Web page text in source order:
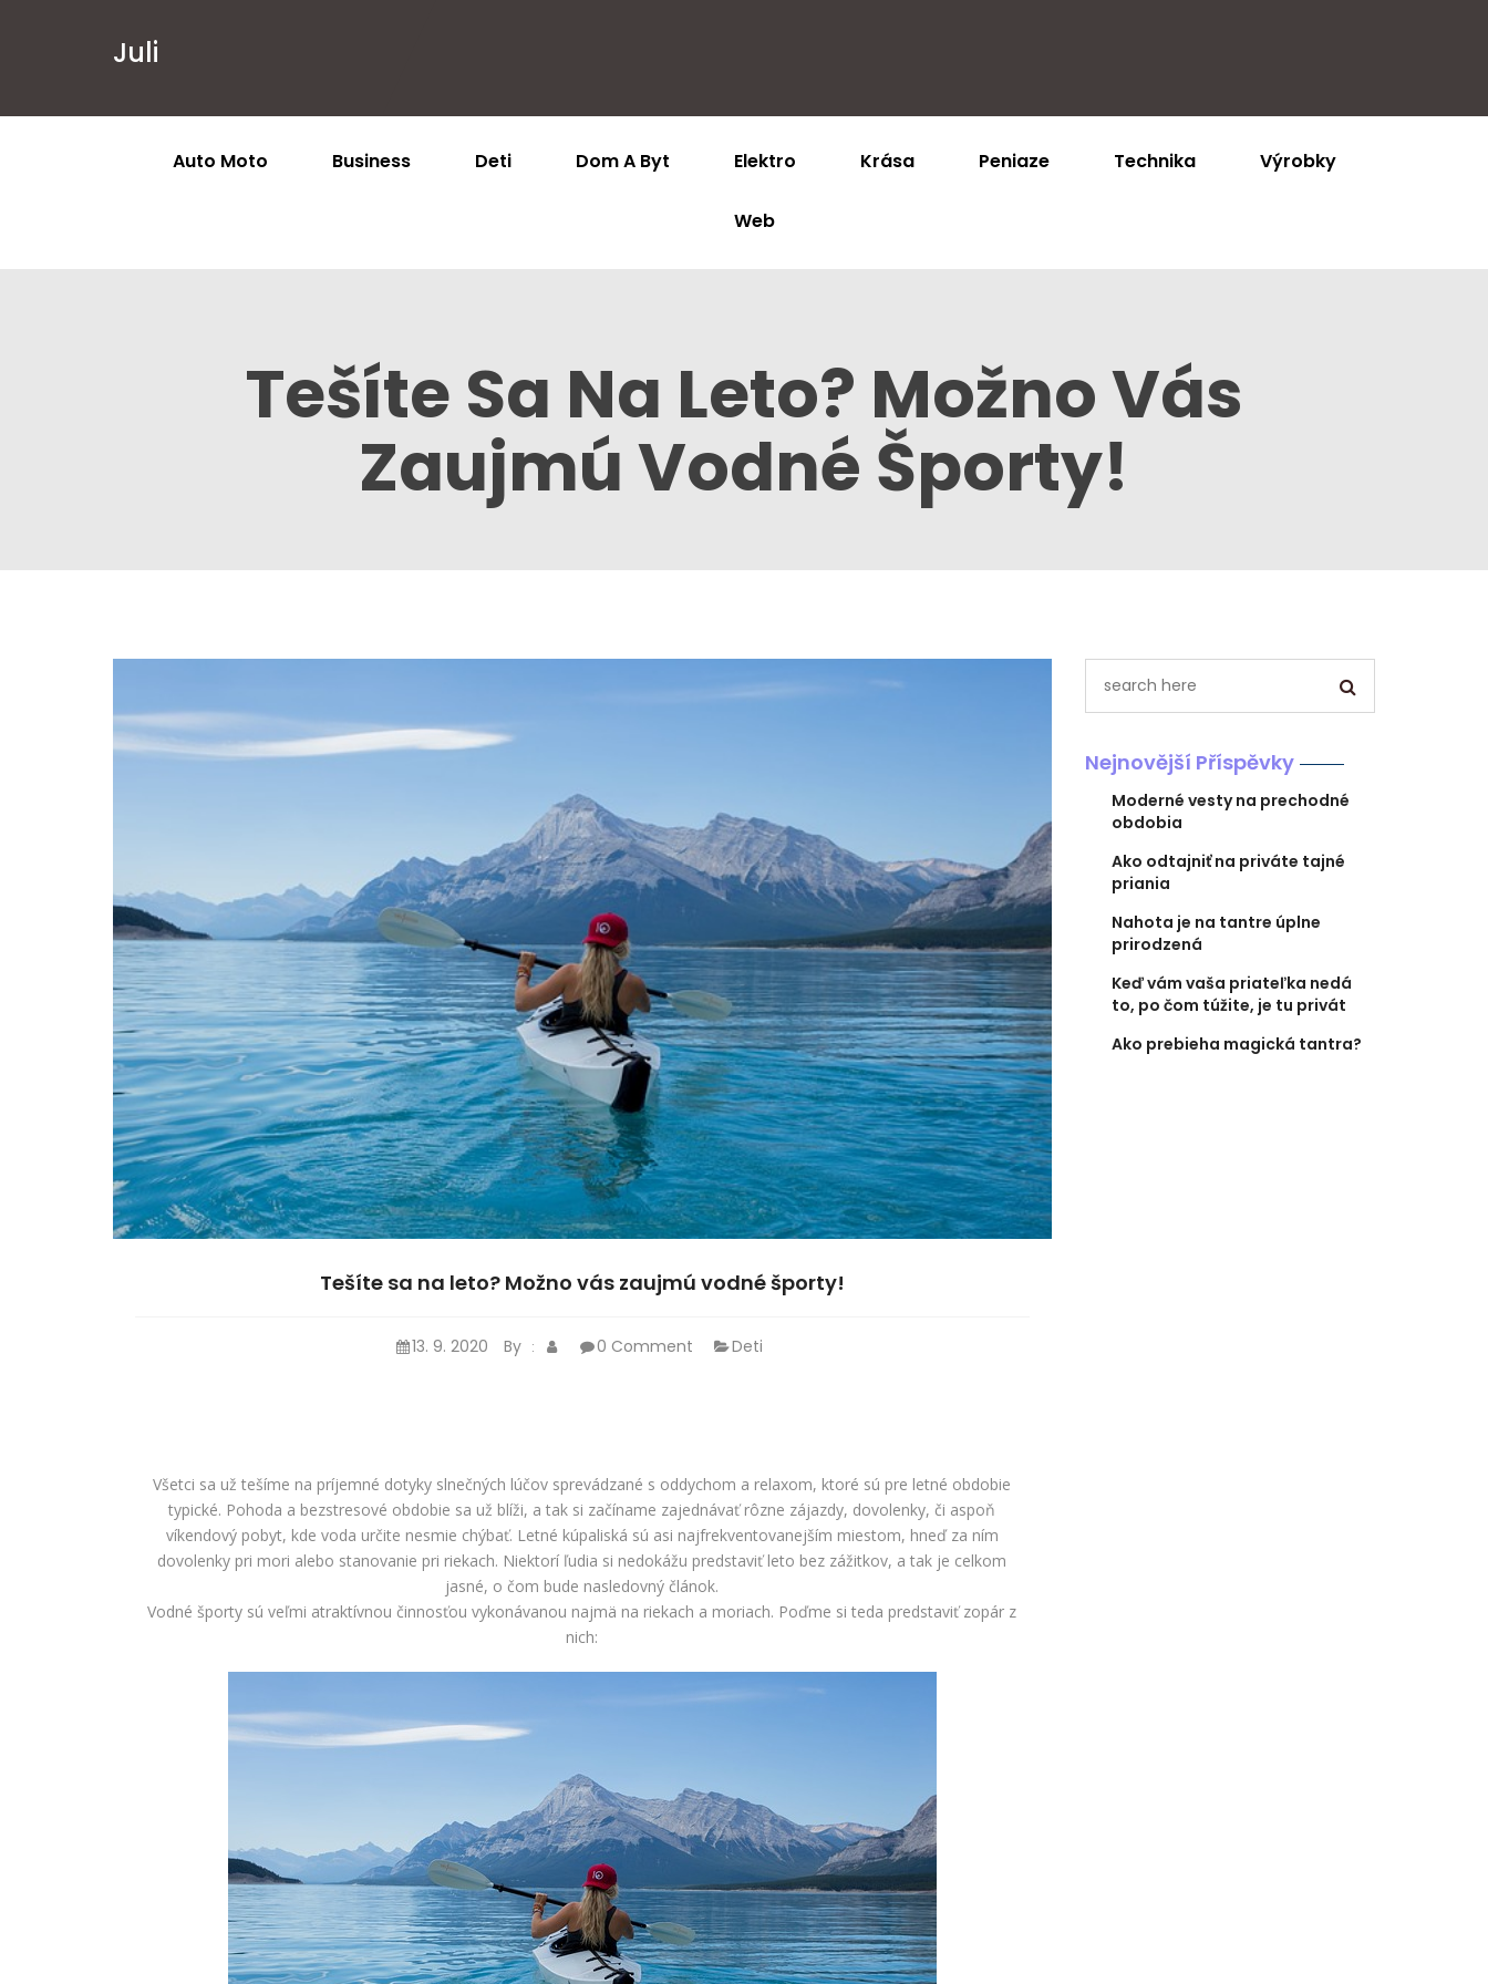
Juli
Auto Moto Business Deti Dom A Byt Elektro Krása Peniaze Technika Výrobky
Web
Tešíte Sa Na Leto? Možno Vás
Zaujmú Vodné Športy!
Tešíte sa na leto? Možno vás zaujmú vodné športy!
13. 9. 2020 By : 0 Comment Deti
Všetci sa už tešíme na príjemné dotyky slnečných lúčov sprevádzané s oddychom a relaxom, ktoré sú pre letné obdobie
typické. Pohoda a bezstresové obdobie sa už blíži, a tak si začíname zajednávať rôzne zájazdy, dovolenky, či aspoň
víkendový pobyt, kde voda určite nesmie chýbať. Letné kúpaliská sú asi najfrekventovanejším miestom, hneď za ním
dovolenky pri mori alebo stanovanie pri riekach. Niektorí ľudia si nedokážu predstaviť leto bez zážitkov, a tak je celkom
jasné, o čom bude nasledovný článok.
Vodné športy sú veľmi atraktívnou činnosťou vykonávanou najmä na riekach a moriach. Poďme si teda predstaviť zopár z
nich:
Nejnovější Příspěvky
Moderné vesty na prechodné
obdobia
Ako odtajniť na priváte tajné
priania
Nahota je na tantre úplne
prirodzená
Keď vám vaša priateľka nedá
to, po čom túžite, je tu privát
Ako prebieha magická tantra?